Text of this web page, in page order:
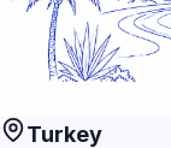
Turkey